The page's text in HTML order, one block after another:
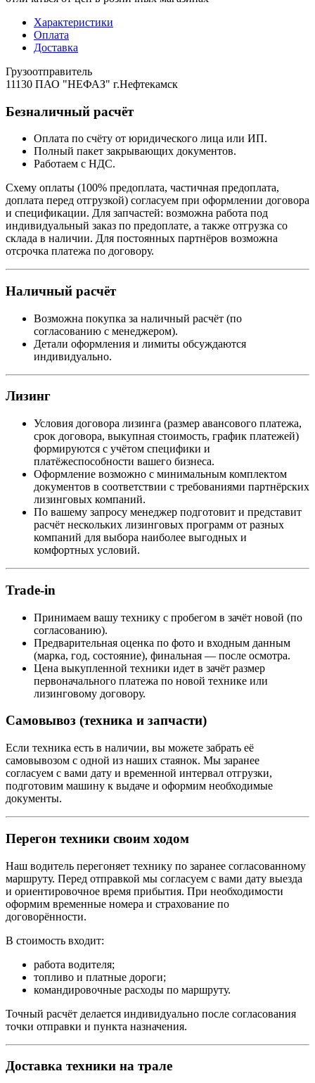
Характеристики
Оплата
Доставка
Грузоотправитель
11130 ПАО "НЕФАЗ" г.Нефтекамск
Безналичный расчёт
Оплата по счёту от юридического лица или ИП.
Полный пакет закрывающих документов.
Работаем с НДС.
Схему оплаты (100% предоплата, частичная предоплата,
доплата перед отгрузкой) согласуем при оформлении договора
и спецификации. Для запчастей: возможна работа под
индивидуальный заказ по предоплате, а также отгрузка со
склада в наличии. Для постоянных партнёров возможна
отсрочка платежа по договору.
Наличный расчёт
Возможна покупка за наличный расчёт (по
согласованию с менеджером).
Детали оформления и лимиты обсуждаются
индивидуально.
Лизинг
Условия договора лизинга (размер авансового платежа,
срок договора, выкупная стоимость, график платежей)
формируются с учётом специфики и
платёжеспособности вашего бизнеса.
Оформление возможно с минимальным комплектом
документов в соответствии с требованиями партнёрских
лизинговых компаний.
По вашему запросу менеджер подготовит и представит
расчёт нескольких лизинговых программ от разных
компаний для выбора наиболее выгодных и
комфортных условий.
Trade-in
Принимаем вашу технику с пробегом в зачёт новой (по
согласованию).
Предварительная оценка по фото и входным данным
(марка, год, состояние), финальная — после осмотра.
Цена выкупленной техники идет в зачёт размер
первоначального платежа по новой технике или
лизинговому договору.
Самовывоз (техника и запчасти)
Если техника есть в наличии, вы можете забрать её
самовывозом с одной из наших стаянок. Мы заранее
согласуем с вами дату и временной интервал отгрузки,
подготовим машину к выдаче и оформим необходимые
документы.
Перегон техники своим ходом
Наш водитель перегоняет технику по заранее согласованному
маршруту. Перед отправкой мы согласуем с вами дату выезда
и ориентировочное время прибытия. При необходимости
оформим временные номера и страхование по
договорённости.
В стоимость входит:
работа водителя;
топливо и платные дороги;
командировочные расходы по маршруту.
Точный расчёт делается индивидуально после согласования
точки отправки и пункта назначения.
Доставка техники на трале